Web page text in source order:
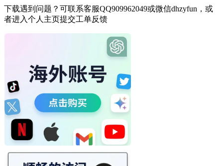
下载遇到问题？可联系客服QQ909962049或微信dhzyfun，或
者进入个人主页提交工单反馈